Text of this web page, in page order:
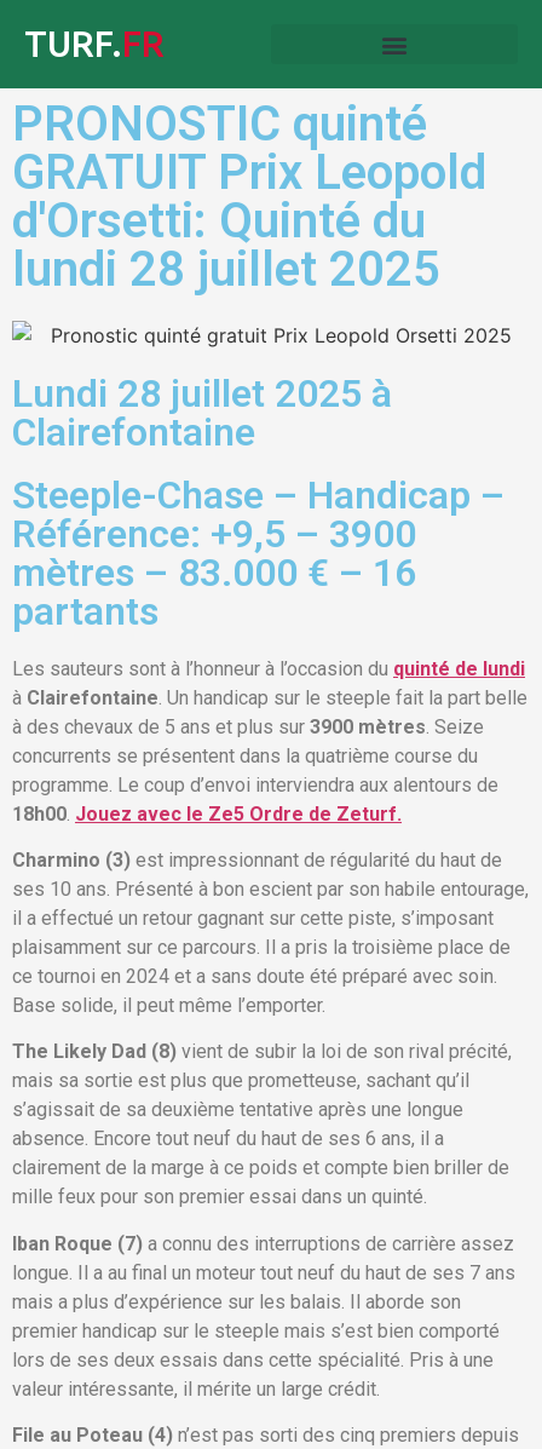
TURF.FR
PRONOSTIC quinté
GRATUIT Prix Leopold
d'Orsetti: Quinté du
lundi 28 juillet 2025
Lundi 28 juillet 2025 à
Clairefontaine
Steeple-Chase – Handicap –
Référence: +9,5 – 3900
mètres – 83.000 € – 16
partants
Les sauteurs sont à l’honneur à l’occasion du quinté de lundi
à Clairefontaine . Un handicap sur le steeple fait la part belle
à des chevaux de 5 ans et plus sur 3900 mètres . Seize
concurrents se présentent dans la quatrième course du
programme. Le coup d’envoi interviendra aux alentours de
18h00 Jouez avec le Ze5 Ordre de Zeturf.
Charmino (3) est impressionnant de régularité du haut de
ses 10 ans. Présenté à bon escient par son habile entourage,
il a effectué un retour gagnant sur cette piste, s’imposant
plaisamment sur ce parcours. Il a pris la troisième place de
ce tournoi en 2024 et a sans doute été préparé avec soin.
Base solide, il peut même l’emporter.
The Likely Dad (8) vient de subir la loi de son rival précité,
mais sa sortie est plus que prometteuse, sachant qu’il
s’agissait de sa deuxième tentative après une longue
absence. Encore tout neuf du haut de ses 6 ans, il a
clairement de la marge à ce poids et compte bien briller de
mille feux pour son premier essai dans un quinté.
Iban Roque (7) a connu des interruptions de carrière assez
longue. Il a au final un moteur tout neuf du haut de ses 7 ans
mais a plus d’expérience sur les balais. Il aborde son
premier handicap sur le steeple mais s’est bien comporté
lors de ses deux essais dans cette spécialité. Pris à une
valeur intéressante, il mérite un large crédit.
File au Poteau (4) n’est pas sorti des cinq premiers depuis